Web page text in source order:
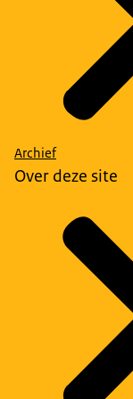
Archief
Over deze site